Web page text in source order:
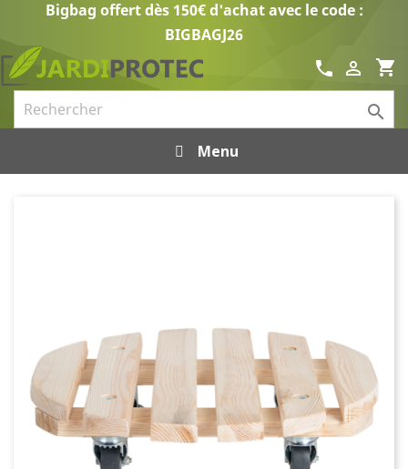
Bigbag offert dès 150€ d'achat avec le code :
BIGBAGJ26
shopping_cart

call

Menu